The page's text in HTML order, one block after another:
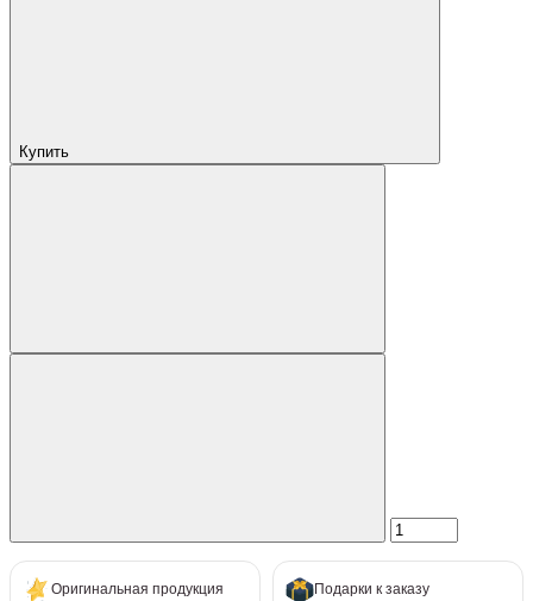
Купить
Оригинальная продукция Подарки к заказу